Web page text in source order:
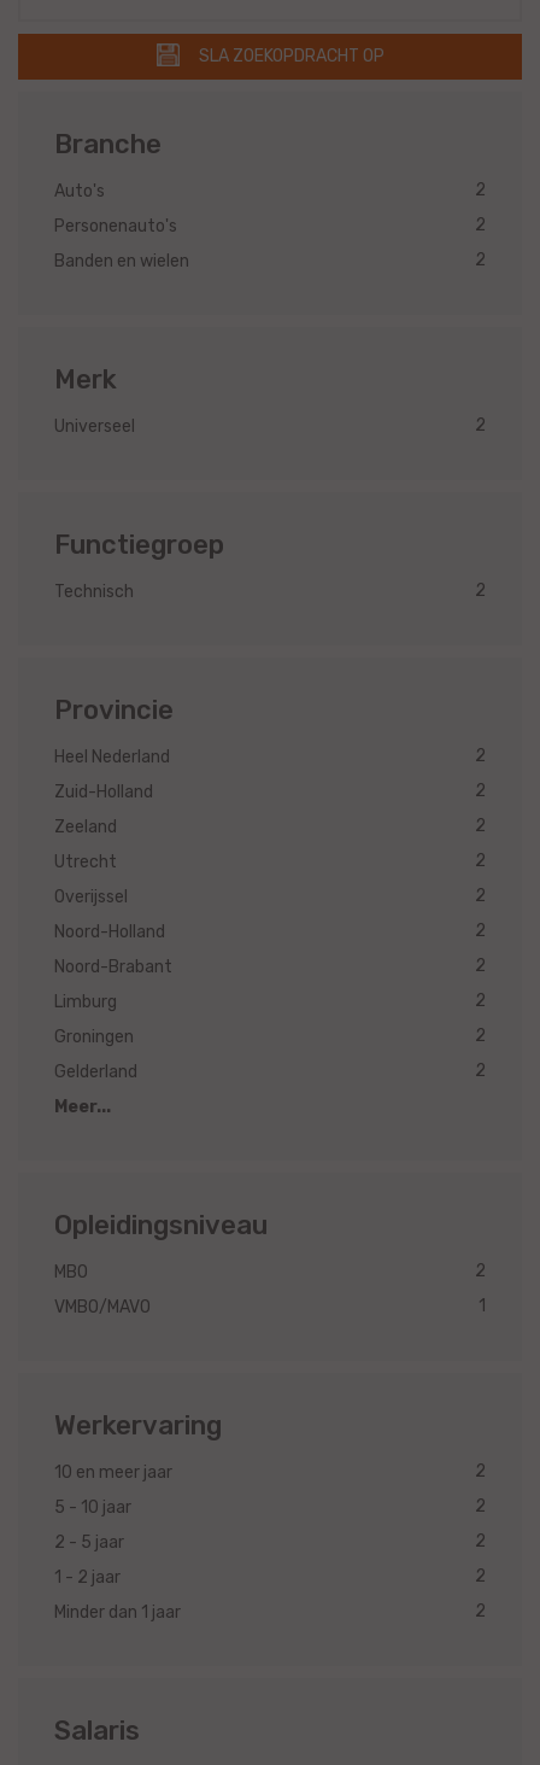
SLA ZOEKOPDRACHT OP
Branche
Auto's
2
Personenauto's
2
Banden en wielen
2
Merk
Universeel 2
Functiegroep
Technisch 2
Provincie
Heel Nederland
2
Zuid-Holland
2
Zeeland
2
Utrecht
2
Overijssel
2
Noord-Holland
2
Noord-Brabant
2
Limburg
2
Groningen
2
Gelderland
2
Meer...
Opleidingsniveau
MBO
2
VMBO/MAVO
1
Werkervaring
10 en meer jaar
2
5 - 10 jaar
2
2 - 5 jaar
2
1 - 2 jaar
2
Minder dan 1 jaar
2
Salaris